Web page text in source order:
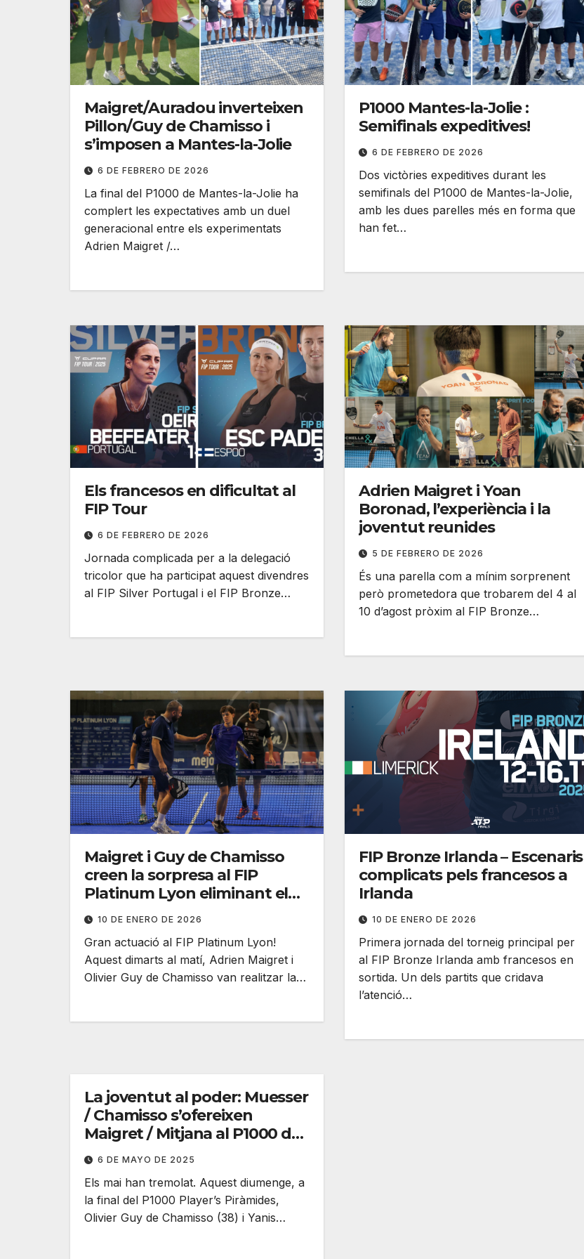
Maigret/Auradou inverteixen
Pillon/Guy de Chamisso i
s’imposen a Mantes-la-Jolie
6 DE FEBRERO DE 2026
La final del P1000 de Mantes-la-Jolie ha
complert les expectatives amb un duel
generacional entre els experimentats
Adrien Maigret /…
P1000 Mantes-la-Jolie :
Semifinals expeditives!
6 DE FEBRERO DE 2026
Dos victòries expeditives durant les
semifinals del P1000 de Mantes-la-Jolie,
amb les dues parelles més en forma que
han fet…
Els francesos en dificultat al
FIP Tour
6 DE FEBRERO DE 2026
Jornada complicada per a la delegació
tricolor que ha participat aquest divendres
al FIP Silver Portugal i el FIP Bronze…
Adrien Maigret i Yoan
Boronad, l’experiència i la
joventut reunides
5 DE FEBRERO DE 2026
És una parella com a mínim sorprenent
però prometedora que trobarem del 4 al
10 d’agost pròxim al FIP Bronze…
Maigret i Guy de Chamisso
creen la sorpresa al FIP
Platinum Lyon eliminant el
cap de sèrie 1 de les
qualificacions
10 DE ENERO DE 2026
Gran actuació al FIP Platinum Lyon!
Aquest dimarts al matí, Adrien Maigret i
Olivier Guy de Chamisso van realitzar la…
FIP Bronze Irlanda – Escenaris
complicats pels francesos a
Irlanda
10 DE ENERO DE 2026
Primera jornada del torneig principal per
al FIP Bronze Irlanda amb francesos en
sortida. Un dels partits que cridava
l’atenció…
La joventut al poder: Muesser
/ Chamisso s’ofereixen
Maigret / Mitjana al P1000 de
les Piràmides
6 DE MAYO DE 2025
Els mai han tremolat. Aquest diumenge, a
la final del P1000 Player’s Piràmides,
Olivier Guy de Chamisso (38) i Yanis…